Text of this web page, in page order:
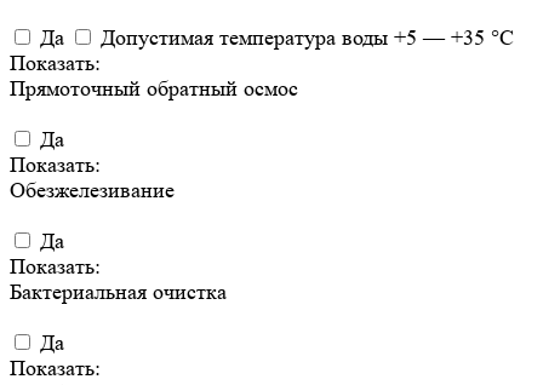
Да
Допустимая температура воды +5 — +35 °С
Показать:
Прямоточный обратный осмос
Да
Показать:
Обезжелезивание
Да
Показать:
Бактериальная очистка
Да
Показать: